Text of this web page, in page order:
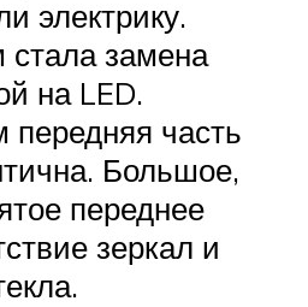
электрику.
стала замена
на LED.
передняя часть
Большое,
переднее
зеркал и